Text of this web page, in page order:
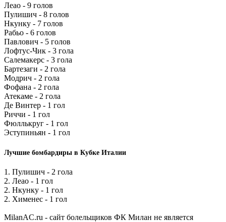
Леао - 9 голов
Пулишич - 8 голов
Нкунку - 7 голов
Рабьо - 6 голов
Павлович - 5 голов
Лофтус-Чик - 3 гола
Салемакерс - 3 гола
Бартезаги - 2 гола
Модрич - 2 гола
Фофана - 2 гола
Атекаме - 2 гола
Де Винтер - 1 гол
Риччи - 1 гол
Фюллькруг - 1 гол
Эступиньян - 1 гол
Лучшие бомбардиры в Кубке Италии
1. Пулишич - 2 гола
2. Леао - 1 гол
2. Нкунку - 1 гол
2. Хименес - 1 гол
MilanAC.ru - сайт болельщиков ФК Милан не является